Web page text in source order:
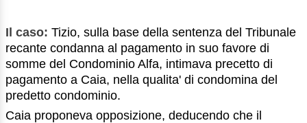
Il caso: Tizio, sulla base della sentenza del Tribunale
recante condanna al pagamento in suo favore di
somme del Condominio Alfa, intimava precetto di
pagamento a Caia, nella qualita' di condomina del
predetto condominio.
Caia proponeva opposizione, deducendo che il